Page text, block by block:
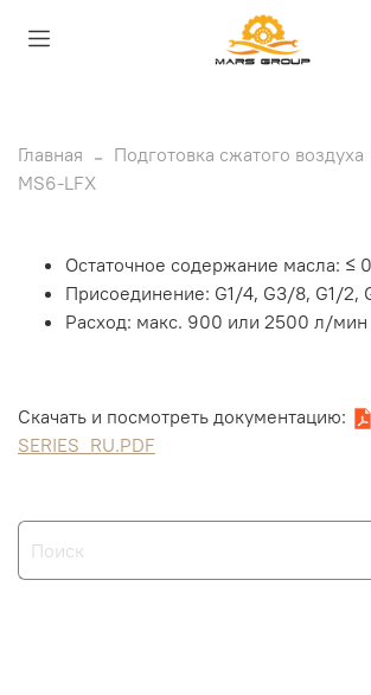
Главная Подготовка сжатого воздуха
MS6-LFX
Остаточное содержание масла: ≤
Присоединение: G1/4, G3/8, G1/2,
Расход: макс. 900 или 2500 л/мин
Скачать и посмотреть документацию:
SERIES_RU.PDF